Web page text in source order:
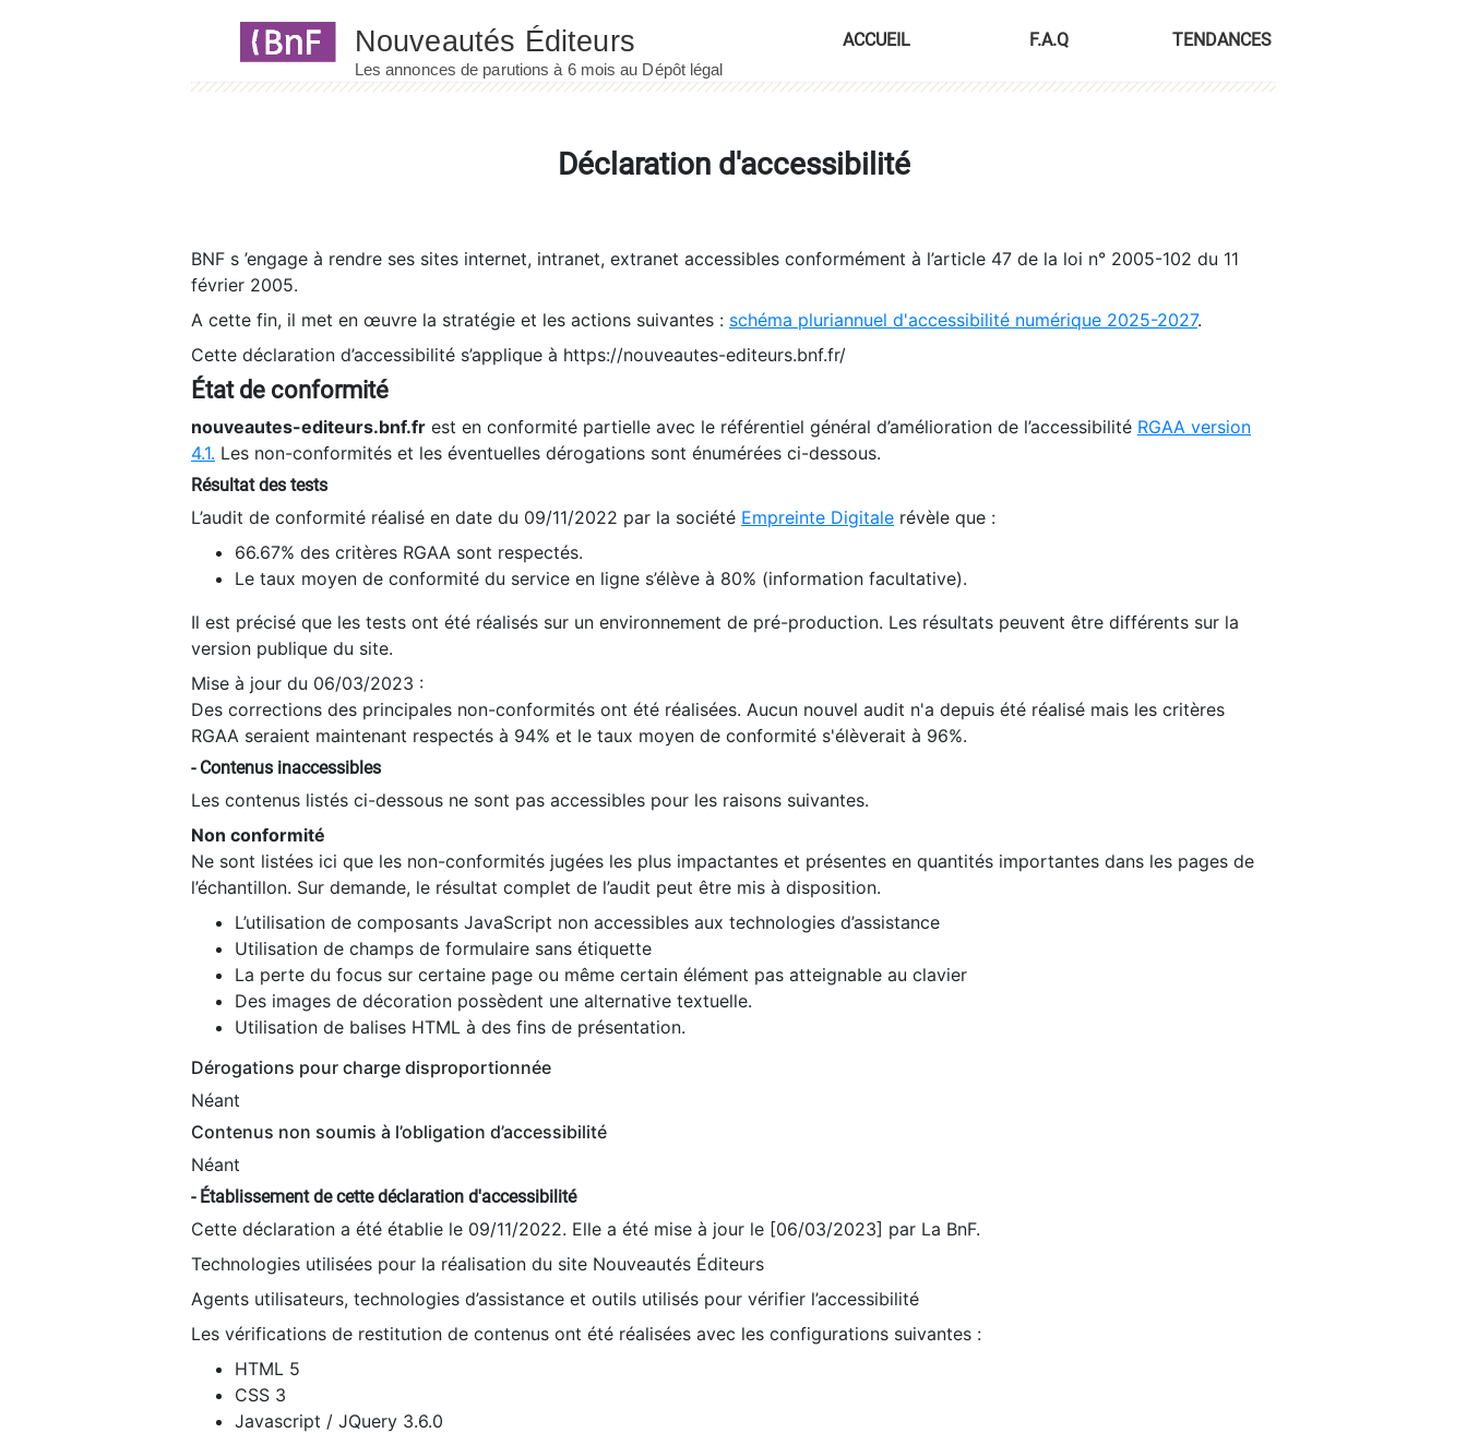
ACCUEIL F.A.Q TENDANCES
Déclaration d'accessibilité
BNF s ’engage à rendre ses sites internet, intranet, extranet accessibles conformément à l’article 47 de la loi n° 2005-102 du 11
février 2005.
A cette fin, il met en œuvre la stratégie et les actions suivantes : schéma pluriannuel d'accessibilité numérique 2025-2027.
Cette déclaration d’accessibilité s’applique à https://nouveautes-editeurs.bnf.fr/
État de conformité
nouveautes-editeurs.bnf.fr est en conformité partielle avec le référentiel général d’amélioration de l’accessibilité RGAA version
4.1. Les non-conformités et les éventuelles dérogations sont énumérées ci-dessous.
Résultat des tests
L’audit de conformité réalisé en date du 09/11/2022 par la société Empreinte Digitale révèle que :
66.67% des critères RGAA sont respectés.
Le taux moyen de conformité du service en ligne s’élève à 80% (information facultative).
Il est précisé que les tests ont été réalisés sur un environnement de pré-production. Les résultats peuvent être différents sur la
version publique du site.
Mise à jour du 06/03/2023 :
Des corrections des principales non-conformités ont été réalisées. Aucun nouvel audit n'a depuis été réalisé mais les critères
RGAA seraient maintenant respectés à 94% et le taux moyen de conformité s'élèverait à 96%.
- Contenus inaccessibles
Les contenus listés ci-dessous ne sont pas accessibles pour les raisons suivantes.
Non conformité
Ne sont listées ici que les non-conformités jugées les plus impactantes et présentes en quantités importantes dans les pages de
l’échantillon. Sur demande, le résultat complet de l’audit peut être mis à disposition.
L’utilisation de composants JavaScript non accessibles aux technologies d’assistance
Utilisation de champs de formulaire sans étiquette
La perte du focus sur certaine page ou même certain élément pas atteignable au clavier
Des images de décoration possèdent une alternative textuelle.
Utilisation de balises HTML à des fins de présentation.
Dérogations pour charge disproportionnée
Néant
Contenus non soumis à l’obligation d’accessibilité
Néant
- Établissement de cette déclaration d'accessibilité
Cette déclaration a été établie le 09/11/2022. Elle a été mise à jour le [06/03/2023] par La BnF.
Technologies utilisées pour la réalisation du site Nouveautés Éditeurs
Agents utilisateurs, technologies d’assistance et outils utilisés pour vérifier l’accessibilité
Les vérifications de restitution de contenus ont été réalisées avec les configurations suivantes :
HTML 5
CSS 3
Javascript / JQuery 3.6.0